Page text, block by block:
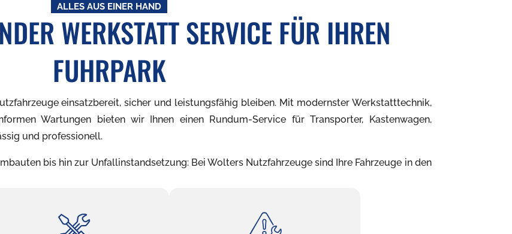
ALLES AUS EINER HAND
WERKSTATT SERVICE FÜR IHREN
FUHRPARK
einsatzbereit, sicher und leistungsfähig bleiben. Mit modernster Werkstatttechnik,
Wartungen bieten wir Ihnen einen Rundum-Service für Transporter, Kastenwagen,
und professionell.
bis hin zur Unfallinstandsetzung: Bei Wolters Nutzfahrzeuge sind Ihre Fahrzeuge in den